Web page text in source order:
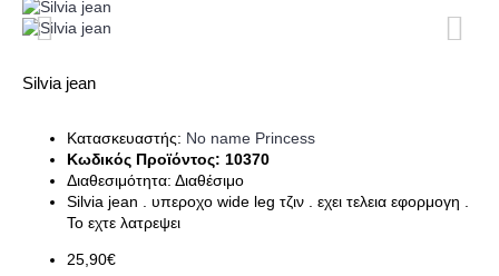
Silvia jean
Κατασκευαστής: No name Princess
Κωδικός Προϊόντος: 10370
Διαθεσιμότητα: Διαθέσιμο
Silvia jean . υπεροχο wide leg τζιν . εχει τελεια εφορμογη .
Το εχτε λατρεψει
25,90€